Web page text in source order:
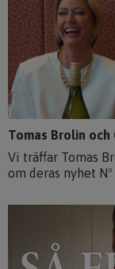
Tomas Brolin
Vi träffar Tomas
om deras nyhet Nº